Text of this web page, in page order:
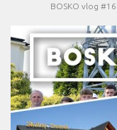
BOSKO vlog